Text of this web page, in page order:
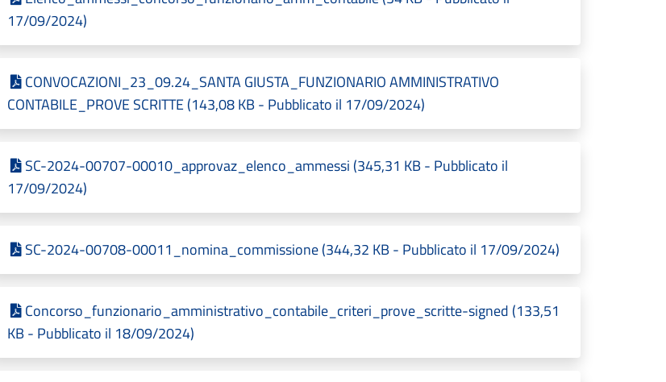
17/09/2024)
CONVOCAZIONI_23_09.24_SANTA GIUSTA_FUNZIONARIO AMMINISTRATIVO
CONTABILE_PROVE SCRITTE (143,08 KB - Pubblicato il 17/09/2024)
SC-2024-00707-00010_approvaz_elenco_ammessi (345,31 KB - Pubblicato il
17/09/2024)
SC-2024-00708-00011_nomina_commissione (344,32 KB - Pubblicato il 17/09/2024)
Concorso_funzionario_amministrativo_contabile_criteri_prove_scritte-signed (133,51
KB - Pubblicato il 18/09/2024)